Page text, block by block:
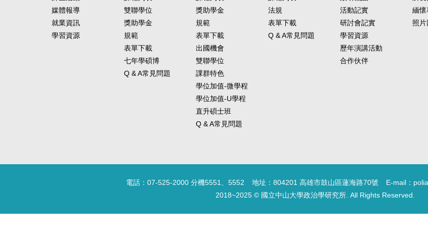
媒體報導
就業資訊
學習資源
雙聯學位
獎助學金
規範
表單下載
七年學碩博
Q & A常見問題
獎助學金
規範
表單下載
出國機會
雙聯學位
課群特色
學位加值-微學程
學位加值-U學程
直升碩士班
Q & A常見問題
法規
表單下載
Q & A常見問題
活動記實
研討會記實
學習資源
歷年演講活動
合作伙伴
緬懷
照
電話：07-525-2000 分機5551、5552 地址：804201 高雄市鼓山區蓮海路70號
E-mail：
2018~2025 © 國立中山大學政治學研究所. All Rights Reserved.